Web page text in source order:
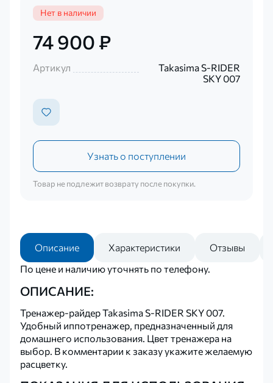
Нет в наличии
74 900 ₽
Артикул
Takasima S-RIDER
SKY 007
Узнать о поступлении
Товар не подлежит возврату после покупки.
Описание Характеристики
Отзывы
По цене и наличию уточнять по телефону.
ОПИСАНИЕ:
Тренажер-райдер Takasima S-RIDER SKY 007.
Удобный иппотренажер, предназначенный для
домашнего использования. Цвет тренажера на
выбор. В комментарии к заказу укажите желаемую
расцветку.